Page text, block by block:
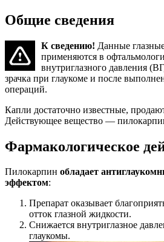
Общие сведения
К сведению! Данные
применяются в
внутриглазного давления
зрачка при глаукоме и после
операций.
Капли достаточно известные,
Действующее вещество —
Фармакологическое
Пилокарпин обладает
эффектом:
Препарат оказывает
отток глазной жидкости.
Снижается внутриглазное
глаукомы.